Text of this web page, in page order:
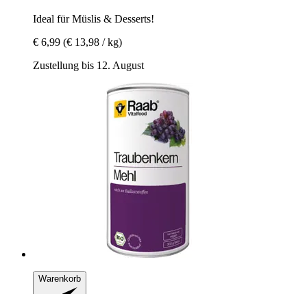
Ideal für Müslis & Desserts!
€ 6,99 (€ 13,98 / kg)
Zustellung bis 12. August
Warenkorb